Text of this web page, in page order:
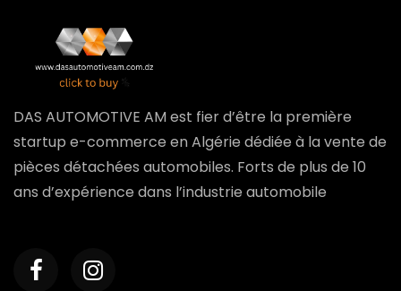
DAS AUTOMOTIVE AM est fier d’être la première
startup e-commerce en Algérie dédiée à la vente de
pièces détachées automobiles. Forts de plus de 10
ans d’expérience dans l’industrie automobile